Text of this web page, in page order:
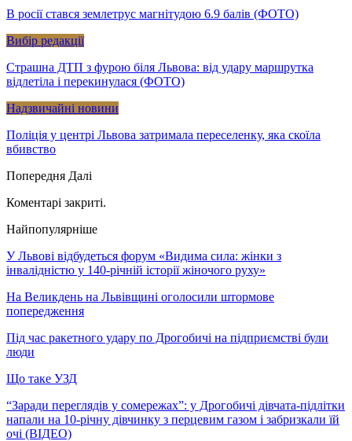
В росії стався землетрус магнітудою 6.9 балів (ФОТО)
Вибір редакції
Страшна ДТП з фурою біля Львова: від удару маршрутка
відлетіла і перекинулася (ФОТО)
Надзвичайні новини
Поліція у центрі Львова затримала переселенку, яка скоїла
вбивство
Попередня Далі
Коментарі закриті.
Найпопулярніше
У Львові відбудеться форум «Видима сила: жінки з
інвалідністю у 140-річній історії жіночого руху»
На Великдень на Львівщині оголосили штормове
попередження
Під час ракетного удару по Дрогобичі на підприємстві були
люди
Що таке УЗД
“Заради переглядів у сомережах”: у Дрогобичі дівчата-підлітки
напали на 10-річну дівчинку з перцевим газом і забризкали їй
очі (ВІДЕО)